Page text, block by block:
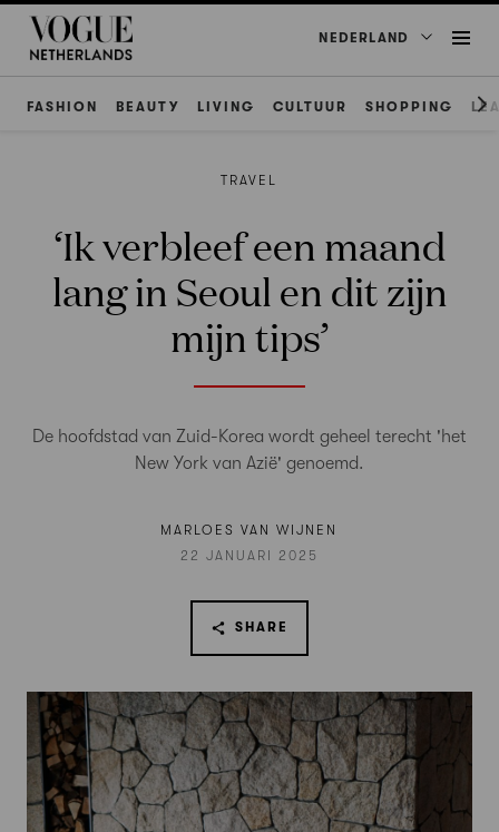
NEDERLAND
FASHION BEAUTY LIVING CULTUUR SHOPPING
TRAVEL
‘Ik verbleef een maand
lang in Seoul en dit zijn
mijn tips’
De hoofdstad van Zuid-Korea wordt geheel terecht 'het
New York van Azië' genoemd.
MARLOES VAN WIJNEN
22 JANUARI 2025
SHARE